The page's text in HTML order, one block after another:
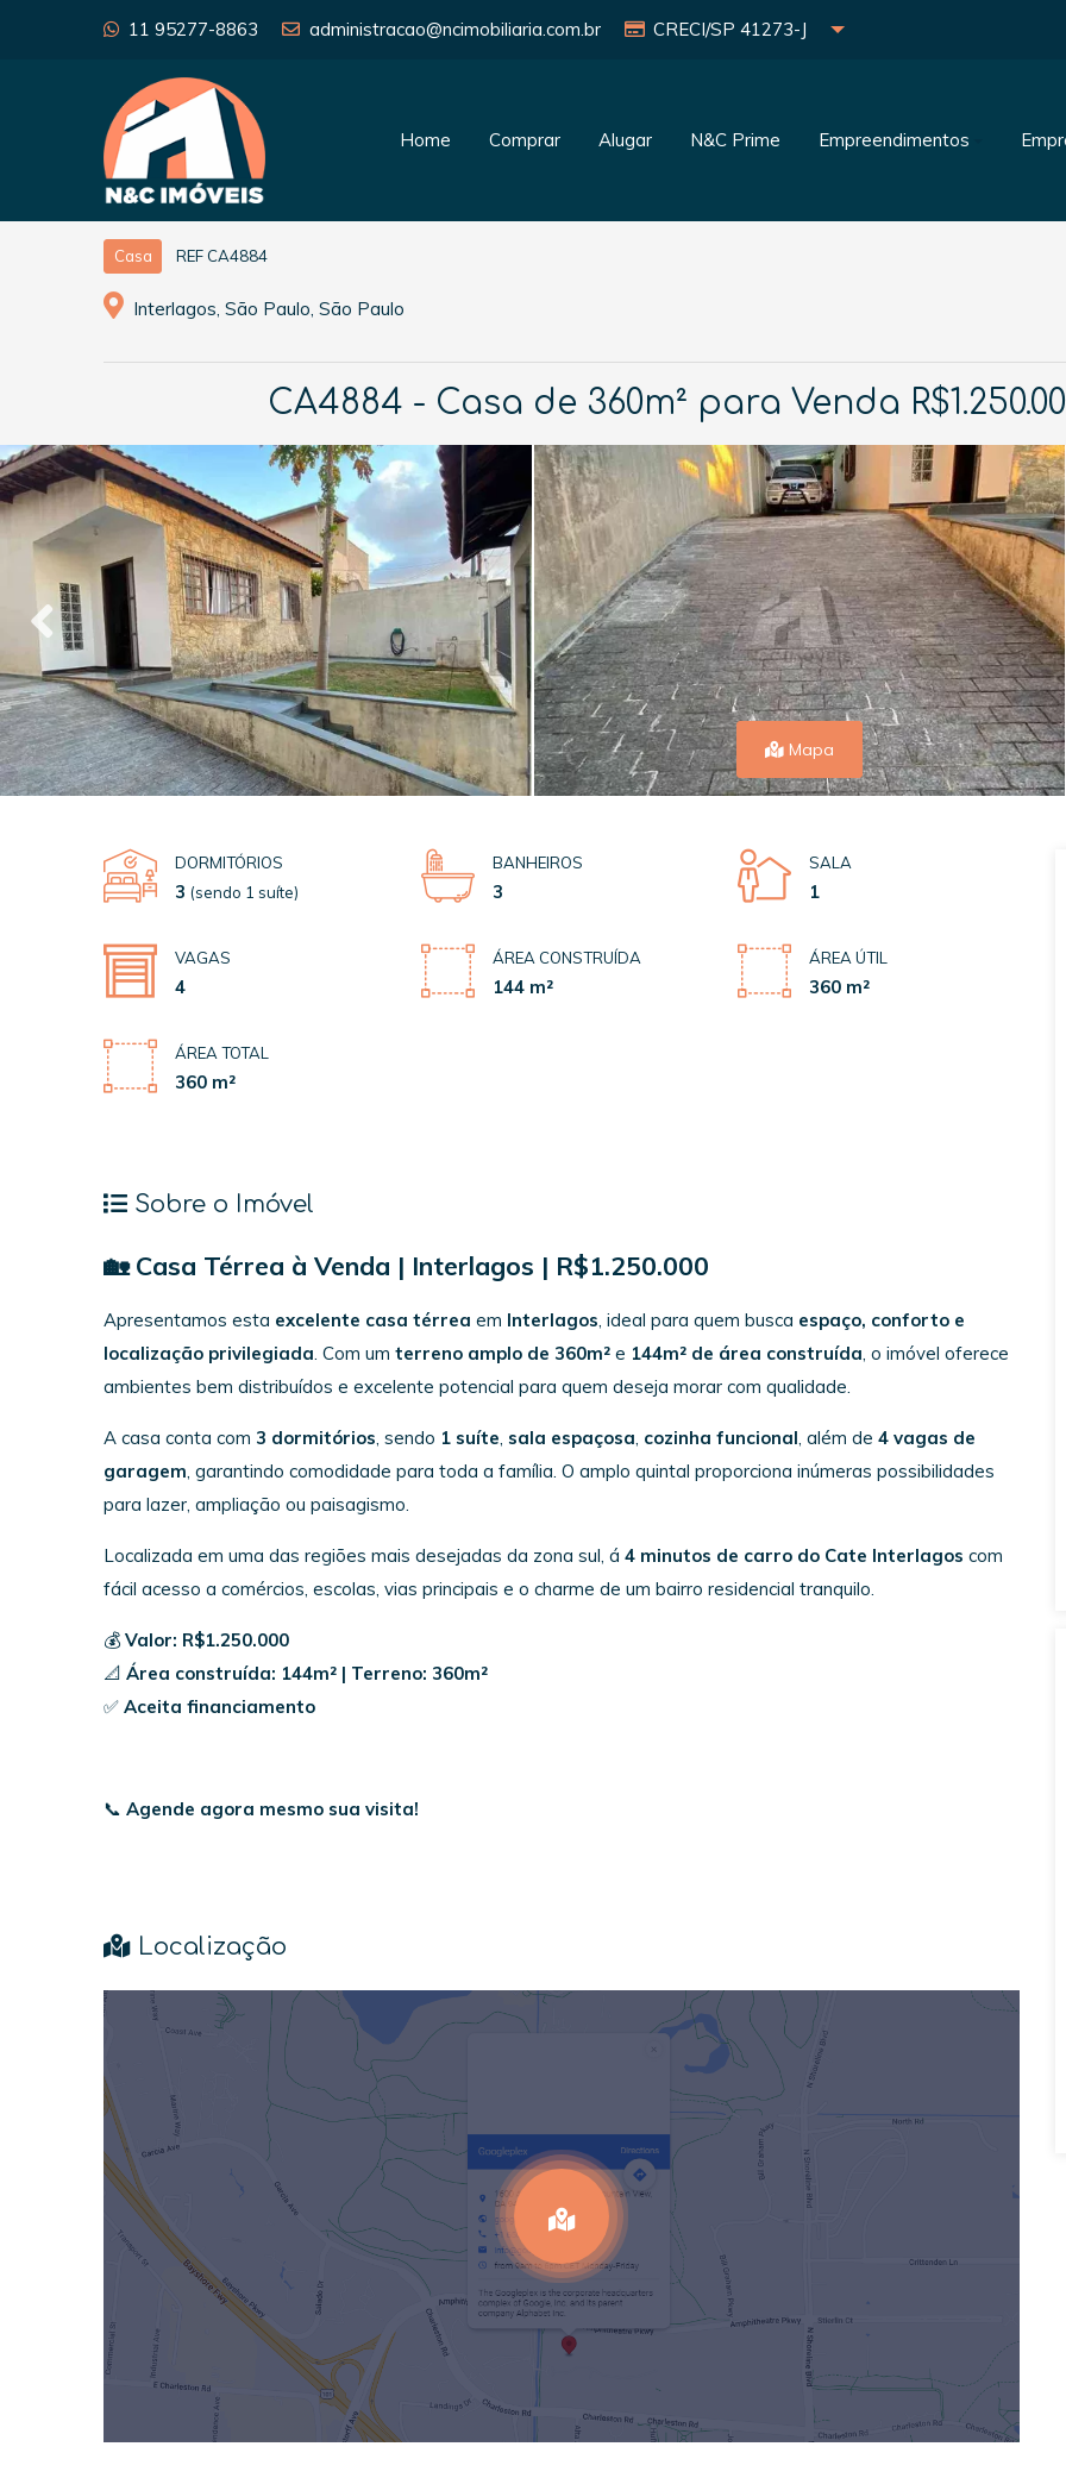
11 95277-8863 administracao@ncimobiliaria.com.br CRECI/SP 41273-J
Home Comprar Alugar N&C Prime Empreendimentos
Casa REF CA4884
Interlagos, São Paulo, São Paulo
CA4884 - Casa de 360m² para Venda
Mapa
DORMITÓRIOS
3 (sendo 1 suíte)
BANHEIROS
3
SALA
1
VAGAS
4
ÁREA CONSTRUÍDA
144 m²
ÁREA ÚTIL
360 m²
ÁREA TOTAL
360 m²
Sobre o Imóvel
🏡 Casa Térrea à Venda | Interlagos | R$1.250.000
Apresentamos esta excelente casa térrea em Interlagos , ideal para quem busca espaço, conforto e
localização privilegiada . Com um terreno amplo de 360m² e 144m² de área construída , o imóvel oferece
ambientes bem distribuídos e excelente potencial para quem deseja morar com qualidade.
A casa conta com 3 dormitórios , sendo 1 suíte sala espaçosa cozinha funcional , além de 4 vagas de
garagem , garantindo comodidade para toda a família. O amplo quintal proporciona inúmeras possibilidades
para lazer, ampliação ou paisagismo.
Localizada em uma das regiões mais desejadas da zona sul, á 4 minutos de carro do Cate Interlagos com
fácil acesso a comércios, escolas, vias principais e o charme de um bairro residencial tranquilo.
💰 Valor: R$1.250.000
📐 Área construída: 144m² | Terreno: 360m²
✅ Aceita financiamento
📞 Agende agora mesmo sua visita!
Localização